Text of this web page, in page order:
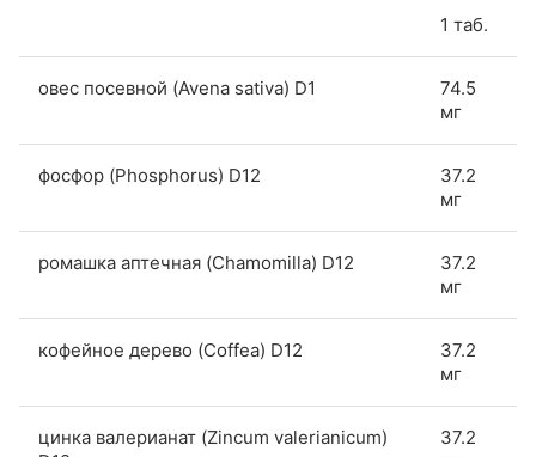
1 таб.
овес посевной (Avena sativa) D1
74.5
мг
фосфор (Phosphorus) D12
37.2
мг
ромашка аптечная (Chamomilla) D12
37.2
мг
кофейное дерево (Coffea) D12
37.2
мг
цинка валерианат (Zincum valerianicum)
37.2